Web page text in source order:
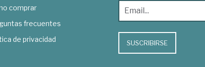
comprar
frecuentes
de privacidad
SUSCRIBIRSE